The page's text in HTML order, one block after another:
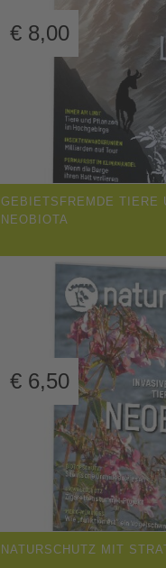
€ 8,00
GEBIETSFREMDE TIERE
NEOBIOTA
€ 6,50
NATURSCHUTZ MIT